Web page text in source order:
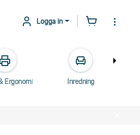
Logga in
Ergonomi Inredning